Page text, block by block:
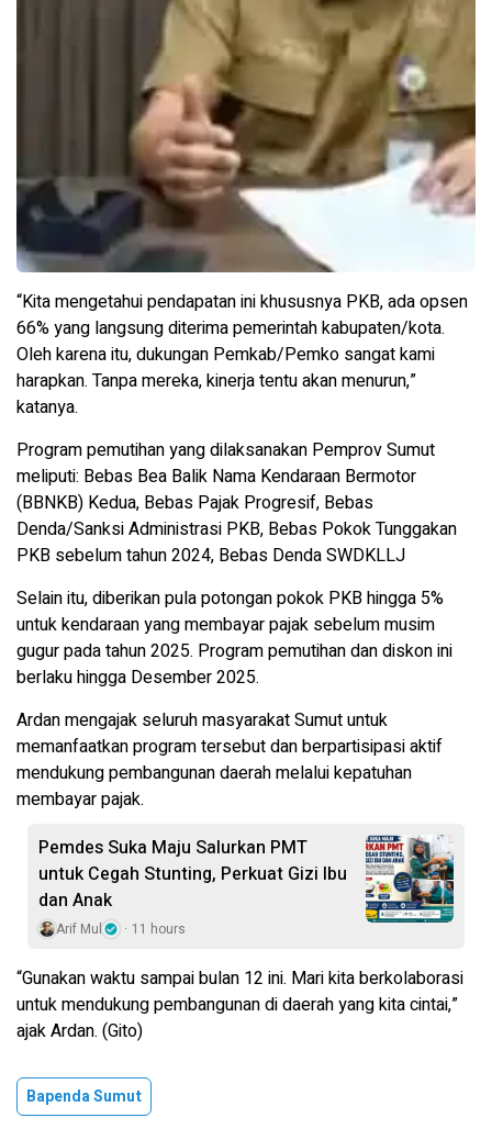
“Kita mengetahui pendapatan ini khususnya PKB, ada opsen
66% yang langsung diterima pemerintah kabupaten/kota.
Oleh karena itu, dukungan Pemkab/Pemko sangat kami
harapkan. Tanpa mereka, kinerja tentu akan menurun,”
katanya.
Program pemutihan yang dilaksanakan Pemprov Sumut
meliputi: Bebas Bea Balik Nama Kendaraan Bermotor
(BBNKB) Kedua, Bebas Pajak Progresif, Bebas
Denda/Sanksi Administrasi PKB, Bebas Pokok Tunggakan
PKB sebelum tahun 2024, Bebas Denda SWDKLLJ
Selain itu, diberikan pula potongan pokok PKB hingga 5%
untuk kendaraan yang membayar pajak sebelum musim
gugur pada tahun 2025. Program pemutihan dan diskon ini
berlaku hingga Desember 2025.
Ardan mengajak seluruh masyarakat Sumut untuk
memanfaatkan program tersebut dan berpartisipasi aktif
mendukung pembangunan daerah melalui kepatuhan
membayar pajak.
Pemdes Suka Maju Salurkan PMT
untuk Cegah Stunting, Perkuat Gizi Ibu
dan Anak
Arif Mul 11 hours
“Gunakan waktu sampai bulan 12 ini. Mari kita berkolaborasi
untuk mendukung pembangunan di daerah yang kita cintai,”
ajak Ardan. (Gito)
Bapenda Sumut